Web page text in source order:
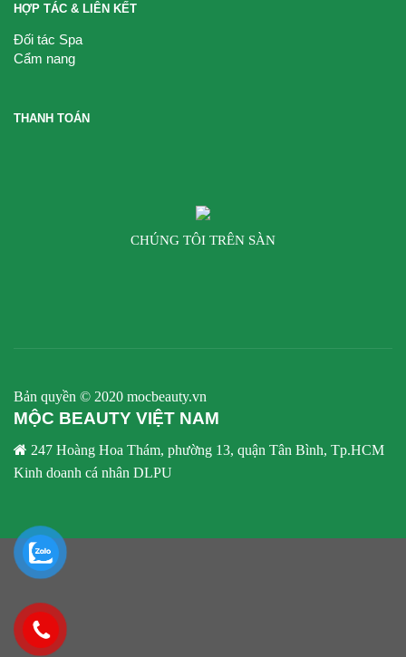
HỢP TÁC & LIÊN KẾT
Đối tác Spa
Cẩm nang
THANH TOÁN
CHÚNG TÔI TRÊN SÀN
Bản quyền © 2020 mocbeauty.vn
MỘC BEAUTY VIỆT NAM
247 Hoàng Hoa Thám, phường 13, quận Tân Bình, Tp.HCM
Kinh doanh cá nhân DLPU